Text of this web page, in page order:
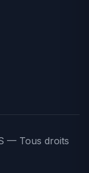
— Tous droits